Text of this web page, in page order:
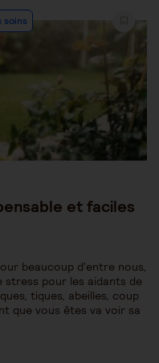
soins
et faciles
beaucoup d'entre nous,
pour les aidants de
tiques, abeilles, coup
que vous êtes va voir sa